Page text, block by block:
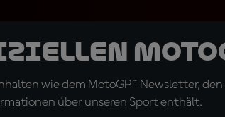
wie dem MotoGP™-Newsletter,
über unseren Sport enthält.